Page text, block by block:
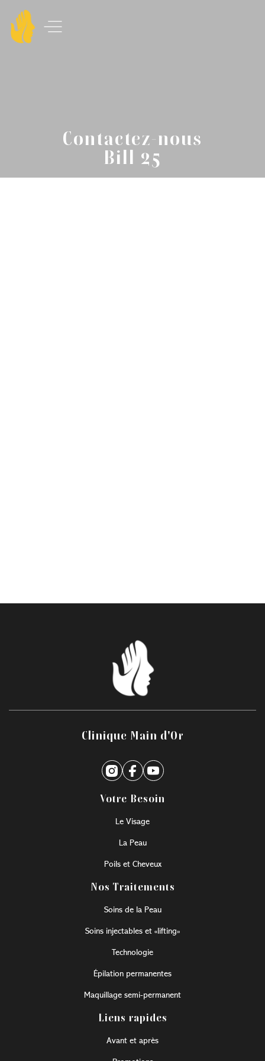
Contactez-nous
Bill 25
Clinique Main d'Or
Votre Besoin
Le Visage
La Peau
Poils et Cheveux
Nos Traitements
Soins de la Peau
Soins injectables et «lifting»
Technologie
Épilation permanentes
Maquillage semi-permanent
Liens rapides
Avant et après